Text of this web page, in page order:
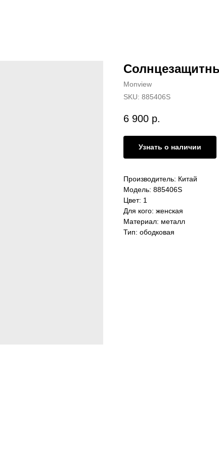
Monview
SKU: 885406S
6 900 р.
Узнать о наличии
Производитель: Китай
Модель: 885406S
Цвет: 1
Для кого: женская
Материал: металл
Тип: ободковая